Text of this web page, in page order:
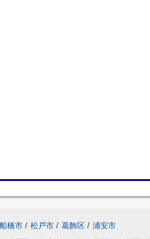
船橋市 / 松戸市 / 葛飾区 / 浦安市